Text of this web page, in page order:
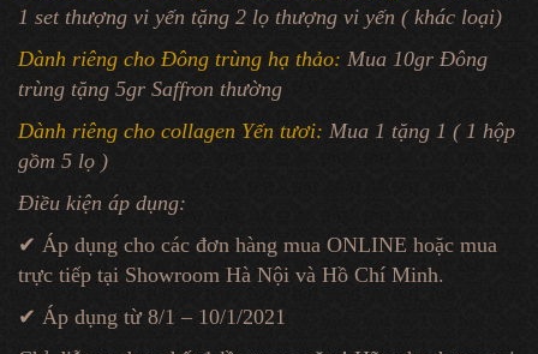
1 set thượng vi yến tặng 2 lọ thượng vi yến ( khác loại)
Dành riêng cho Đông trùng hạ thảo: Mua 10gr Đông
trùng tặng 5gr Saffron thường
Dành riêng cho collagen Yến tươi: Mua 1 tặng 1 ( 1 hộp
gồm 5 lọ )
Điều kiện áp dụng:
✔ Áp dụng cho các đơn hàng mua ONLINE hoặc mua
trực tiếp tại Showroom Hà Nội và Hồ Chí Minh.
✔ Áp dụng từ 8/1 – 10/1/2021